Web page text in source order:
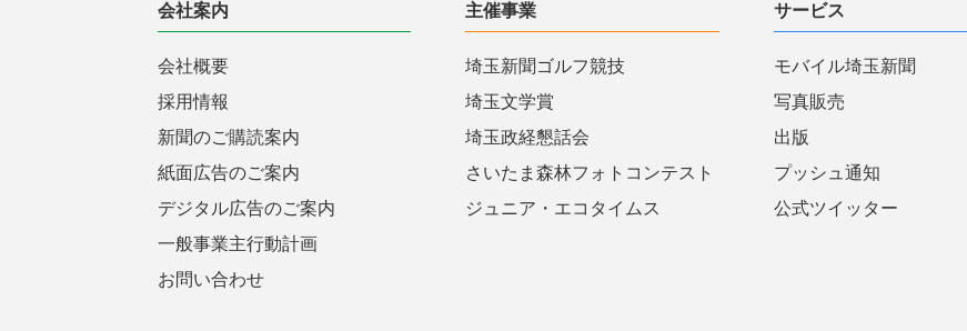
会社案内
会社概要
採用情報
新聞のご購読案内
紙面広告のご案内
デジタル広告のご案内
一般事業主行動計画
お問い合わせ
主催事業
埼玉新聞ゴルフ競技
埼玉文学賞
埼玉政経懇話会
さいたま森林フォトコンテスト
ジュニア・エコタイムス
サービス
モバイル埼玉新聞
写真販売
出版
プッシュ通知
公式ツイッター